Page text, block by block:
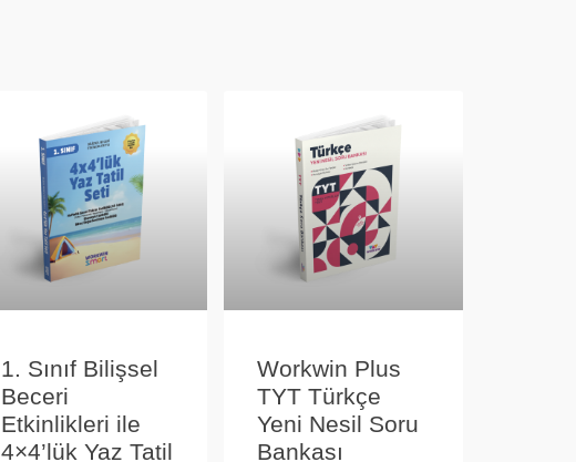
1. Sınıf Bilişsel
Beceri
Etkinlikleri ile
4×4’lük Yaz Tatil
Workwin Plus
TYT Türkçe
Yeni Nesil Soru
Bankası